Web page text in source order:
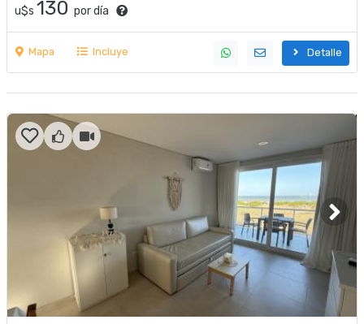
u$s 130 por día
Mapa Incluye Detalle